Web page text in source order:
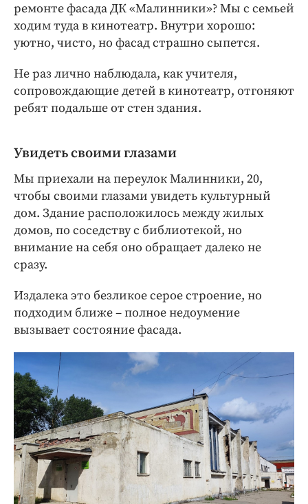
ремонте фасада ДК «Малинники»? Мы с семьей
ходим туда в кинотеатр. Внутри хорошо:
уютно, чисто, но фасад страшно сыпется.
Не раз лично наблюдала, как учителя,
сопровождающие детей в кинотеатр, отгоняют
ребят подальше от стен здания.
Увидеть своими глазами
Мы приехали на переулок Малинники, 20,
чтобы своими глазами увидеть культурный
дом. Здание расположилось между жилых
домов, по соседству с библиотекой, но
внимание на себя оно обращает далеко не
сразу.
Издалека это безликое серое строение, но
подходим ближе – полное недоумение
вызывает состояние фасада.